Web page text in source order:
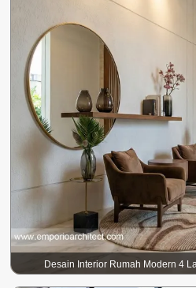
Desain Interior Rumah Modern 4